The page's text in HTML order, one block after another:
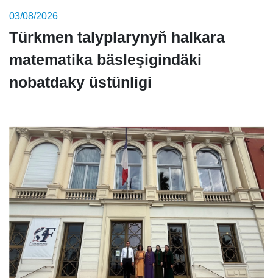
03/08/2026
Türkmen talyplarynyň halkara
matematika bäsleşigindäki
nobatdaky üstünligi